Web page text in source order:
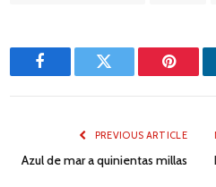
FacebookTwitter
PREVIOUS ARTICLE
Azul de mar a quinientas millas